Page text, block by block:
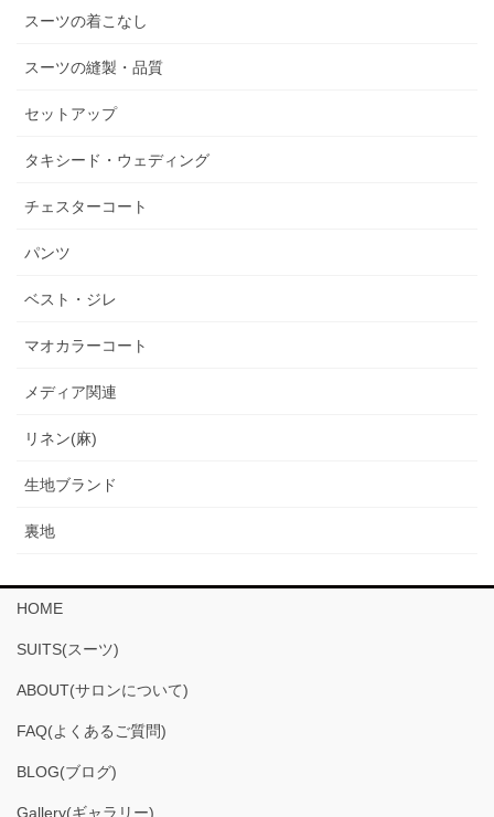
スーツの着こなし
スーツの縫製・品質
セットアップ
タキシード・ウェディング
チェスターコート
パンツ
ベスト・ジレ
マオカラーコート
メディア関連
リネン(麻)
生地ブランド
裏地
HOME
SUITS(スーツ)
ABOUT(サロンについて)
FAQ(よくあるご質問)
BLOG(ブログ)
Gallery(ギャラリー)